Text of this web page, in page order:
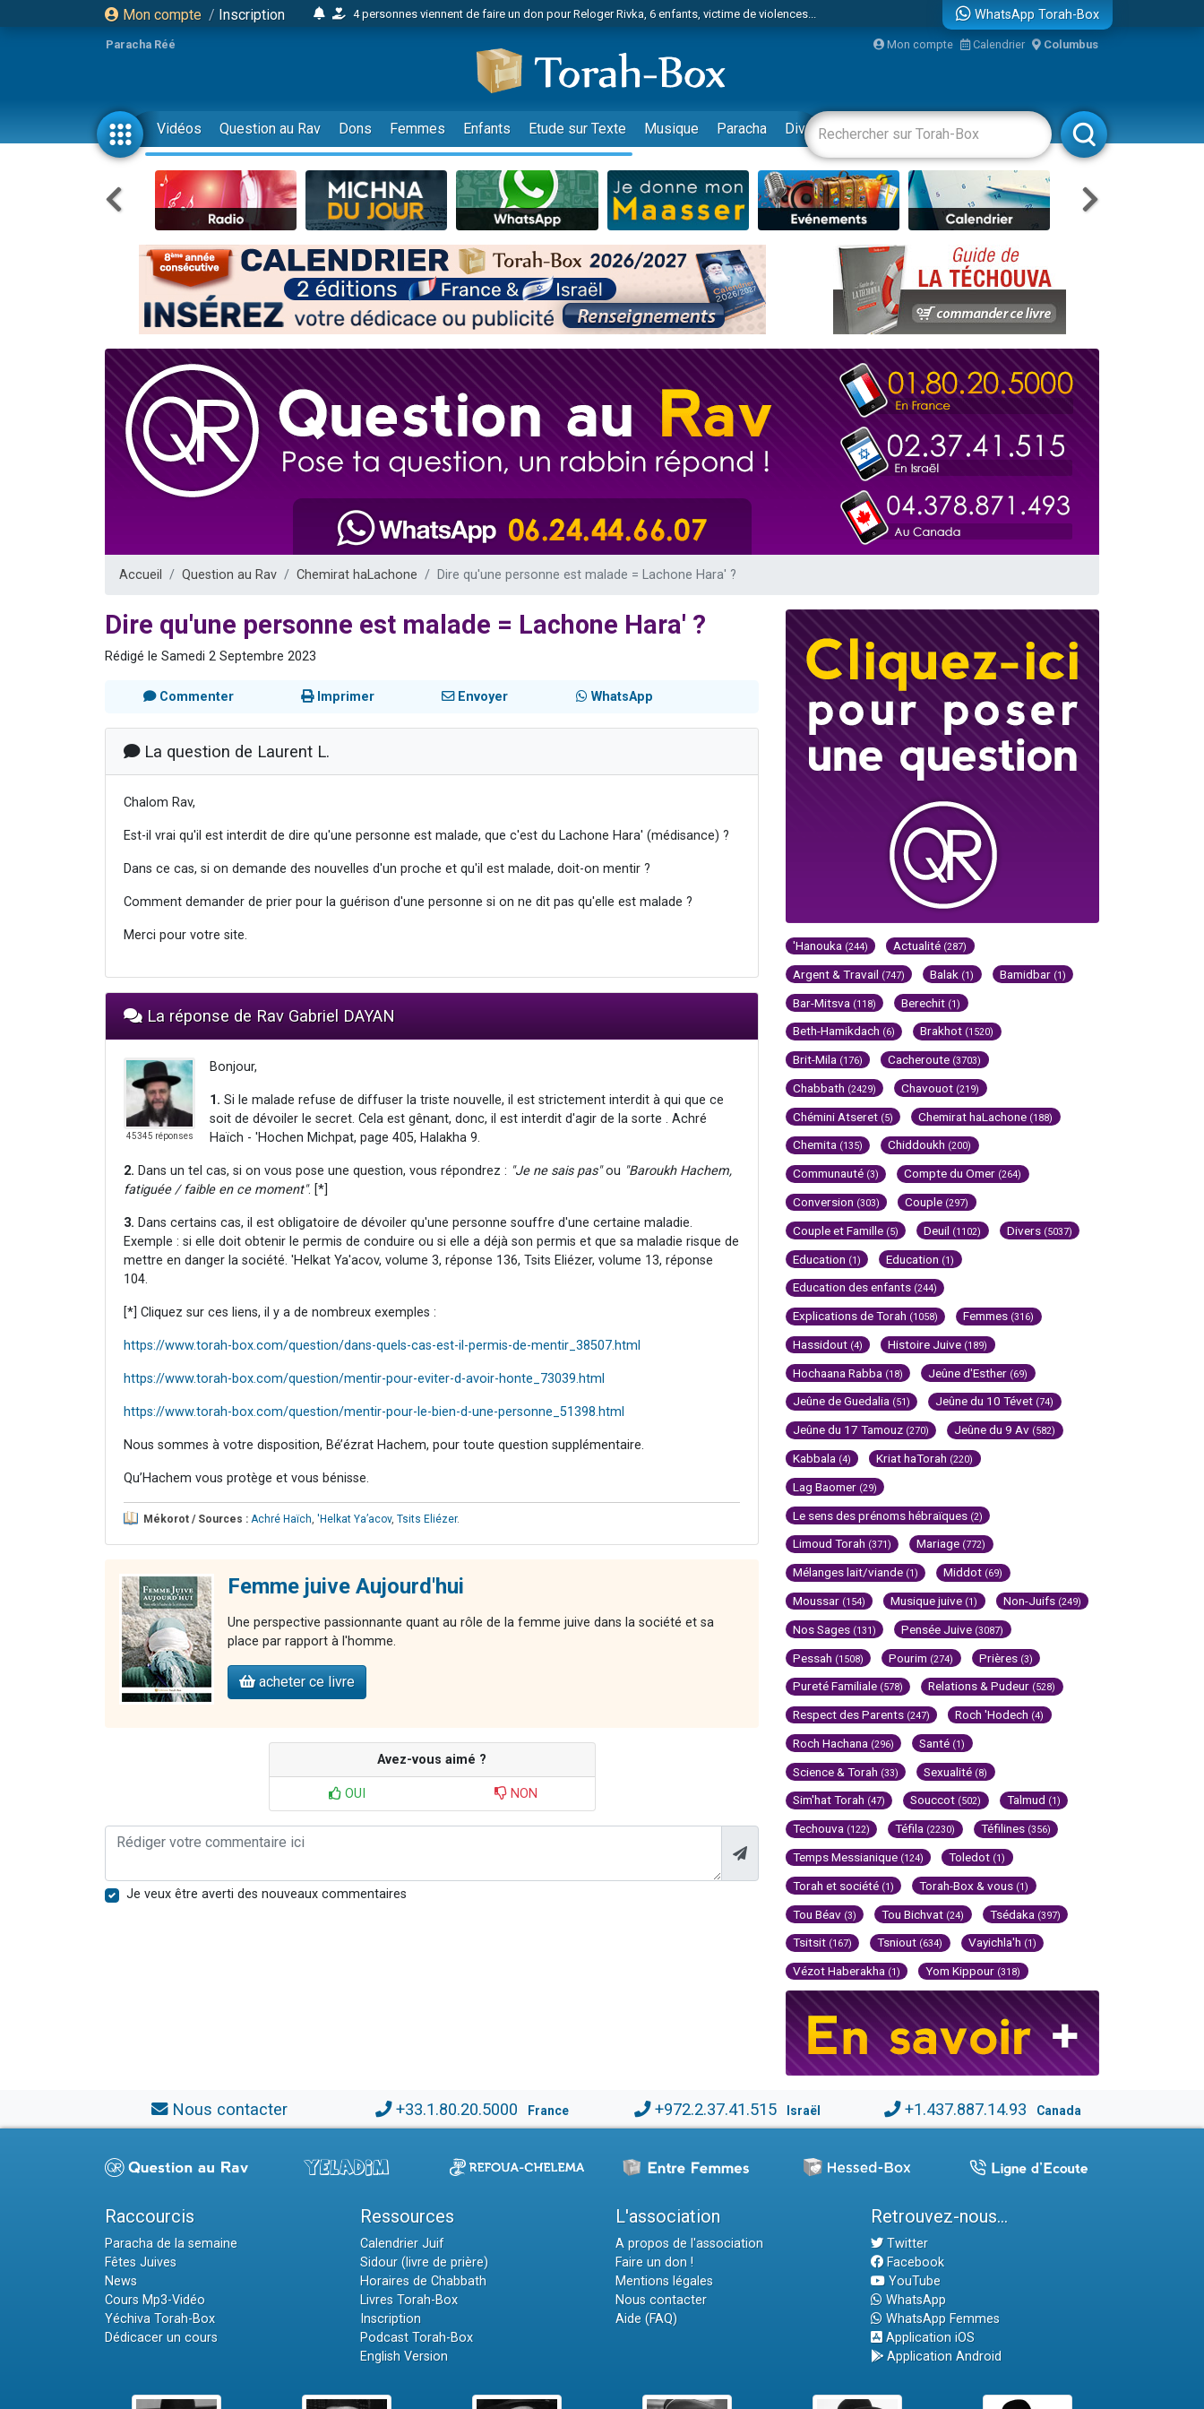
Mon compte / Inscription
4 personnes viennent de faire un don pour Reloger Rivka, 6 enfants, victime de violences...
17 personnes viennent de demander une bénédiction
4 personnes viennent de nous rejoindre sur WhatsApp
Il reste 49 places pour étudier en groupe sur Zoom
23 personnes viennent de faire un don pour Diane, 80 ans, dans un appartement insalubre
Eva vient de donner son Maasser
4 personnes viennent de nous rejoindre sur WhatsApp
3 personnes viennent de nous rejoindre sur WhatsApp
3 personnes viennent de faire un don pour 5 jours de vacances aux Orphelins
Odaya vient de donner son Maasser
2 personnes viennent de nous rejoindre sur WhatsApp
13 personnes viennent de demander une bénédiction
12 nouvelles musiques dans Torah-Box Music
30 personnes viennent de faire un don pour Sauvez la jambe de Yohan
Il reste 49 places pour étudier en groupe sur Zoom
2 personnes viennent de nous rejoindre sur WhatsApp
2 nouvelles musiques dans Torah-Box Music
6 personnes viennent de nous rejoindre sur WhatsApp
WhatsApp Torah-Box
Paracha Réé Mon compte Calendrier Columbus
Vidéos Question au Rav Dons Femmes Enfants Etude sur Texte Musique Paracha Divertissements Livres Rabbanim
Accueil Question au Rav Chemirat haLachone Dire qu'une personne est malade = Lachone Hara' ?
Dire qu'une personne est malade = Lachone Hara' ?
Rédigé le Samedi 2 Septembre 2023
Commenter Imprimer Envoyer WhatsApp
La question de Laurent L.
Chalom Rav,
Est-il vrai qu'il est interdit de dire qu'une personne est malade, que c'est du Lachone Hara' (médisance) ?
Dans ce cas, si on demande des nouvelles d'un proche et qu'il est malade, doit-on mentir ?
Comment demander de prier pour la guérison d'une personne si on ne dit pas qu'elle est malade ?
Merci pour votre site.
La réponse de Rav Gabriel DAYAN
45345 réponses
Bonjour,
1. Si le malade refuse de diffuser la triste nouvelle, il est strictement interdit à qui que ce
soit de dévoiler le secret. Cela est gênant, donc, il est interdit d'agir de la sorte . Achré
Haïch - 'Hochen Michpat, page 405, Halakha 9.
2. Dans un tel cas, si on vous pose une question, vous répondrez : "Je ne sais pas"ou "Baroukh Hachem,
fatiguée / faible en ce moment". [*]
3. Dans certains cas, il est obligatoire de dévoiler qu'une personne souffre d'une certaine maladie.
Exemple : si elle doit obtenir le permis de conduire ou si elle a déjà son permis et que sa maladie risque de
mettre en danger la société. 'Helkat Ya'acov, volume 3, réponse 136, Tsits Eliézer, volume 13, réponse
104.
[*] Cliquez sur ces liens, il y a de nombreux exemples :
https://www.torah-box.com/question/dans-quels-cas-est-il-permis-de-mentir_38507.html
https://www.torah-box.com/question/mentir-pour-eviter-d-avoir-honte_73039.html
https://www.torah-box.com/question/mentir-pour-le-bien-d-une-personne_51398.html
Nous sommes à votre disposition, Bé’ézrat Hachem, pour toute question supplémentaire.
Qu’Hachem vous protège et vous bénisse.
Mékorot / Sources : Achré Haïch 'Helkat Ya’acov, Tsits Eliézer.
Femme juive Aujourd'hui
Une perspective passionnante quant au rôle de la femme juive dans la société et sa
place par rapport à l'homme.
acheter ce livre
Avez-vous aimé ?
OUI NON
Je veux être averti des nouveaux commentaires
'Hanouka (244) Actualité (287)
Argent & Travail (747) Balak (1) Bamidbar (1)
Bar-Mitsva (118) Berechit (1)
Beth-Hamikdach (6) Brakhot (1520)
Brit-Mila (176) Cacheroute (3703)
Chabbath (2429) Chavouot (219)
Chémini Atseret (5) Chemirat haLachone (188)
Chemita (135) Chiddoukh (200)
Communauté (3) Compte du Omer (264)
Conversion (303) Couple (297)
Couple et Famille (5) Deuil (1102) Divers (5037)
Education (1) Education (1)
Education des enfants (244)
Explications de Torah (1058) Femmes (316)
Hassidout (4) Histoire Juive (189)
Hochaana Rabba (18) Jeûne d'Esther (69)
Jeûne de Guedalia (51) Jeûne du 10 Tévet (74)
Jeûne du 17 Tamouz (270) Jeûne du 9 Av (582)
Kabbala (4) Kriat haTorah (220)
Lag Baomer (29)
Le sens des prénoms hébraïques (2)
Limoud Torah (371) Mariage (772)
Mélanges lait/viande (1) Middot (69)
Moussar (154) Musique juive (1) Non-Juifs (249)
Nos Sages (131) Pensée Juive (3087)
Pessah (1508) Pourim (274) Prières (3)
Pureté Familiale (578) Relations & Pudeur (528)
Respect des Parents (247) Roch 'Hodech (4)
Roch Hachana (296) Santé (1)
Science & Torah (33) Sexualité (8)
Sim'hat Torah (47) Souccot (502) Talmud (1)
Techouva (122) Téfila (2230) Téfilines (356)
Temps Messianique (124) Toledot (1)
Torah et société (1) Torah-Box & vous (1)
Tou Béav (3) Tou Bichvat (24) Tsédaka (397)
Tsitsit (167) Tsniout (634) Vayichla'h (1)
Vézot Haberakha (1) Yom Kippour (318)
Nous contacter +33.1.80.20.5000 France +972.2.37.41.515 Israël +1.437.887.14.93 Canada
Raccourcis
Paracha de la semaine
Fêtes Juives
News
Cours Mp3-Vidéo
Yéchiva Torah-Box
Dédicacer un cours
Ressources
Calendrier Juif
Sidour (livre de prière)
Horaires de Chabbath
Livres Torah-Box
Inscription
Podcast Torah-Box
English Version
L'association
A propos de l'association
Faire un don !
Mentions légales
Nous contacter
Aide (FAQ)
Retrouvez-nous...
Twitter
Facebook
YouTube
WhatsApp
WhatsApp Femmes
Application iOS
Application Android